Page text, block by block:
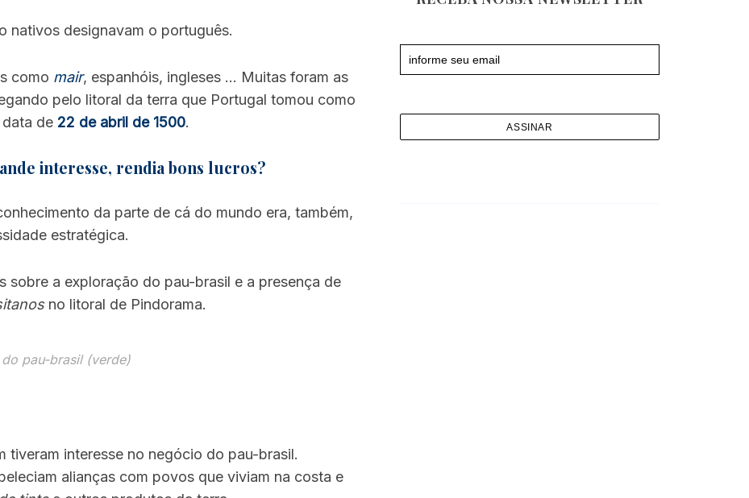
nativos designavam o português.
como mair, espanhóis, ingleses … Muitas foram as
pelo litoral da terra que Portugal tomou como
de 22 de abril de 1500.
interesse, rendia bons lucros?
da parte de cá do mundo era, também,
estratégica.
sobre a exploração do pau-brasil e a presença de
no litoral de Pindorama.
do pau-brasil (verde)
tiveram interesse no negócio do pau-brasil.
alianças com povos que viviam na costa e